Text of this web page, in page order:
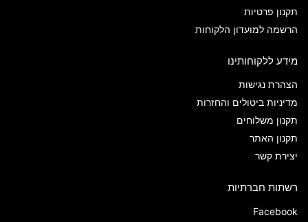
תקנון פרטיות
הרשמה למועדון הלקוחות
מידע ללקוחותינו
הצהרת נגישות
מדיניות ביטולים והחזרות
תקנון משלוחים
תקנון האתר
יצירת קשר
רשתות חברתיות
Facebook